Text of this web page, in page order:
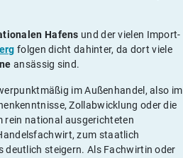
Hafens und der vielen Import-
folgen dicht dahinter, da dort viele
ansässig sind.
im Außenhandel, also im
Zollabwicklung oder die
rein national ausgerichteten
zum staatlich
deutlich steigern. Als Fachwirtin oder